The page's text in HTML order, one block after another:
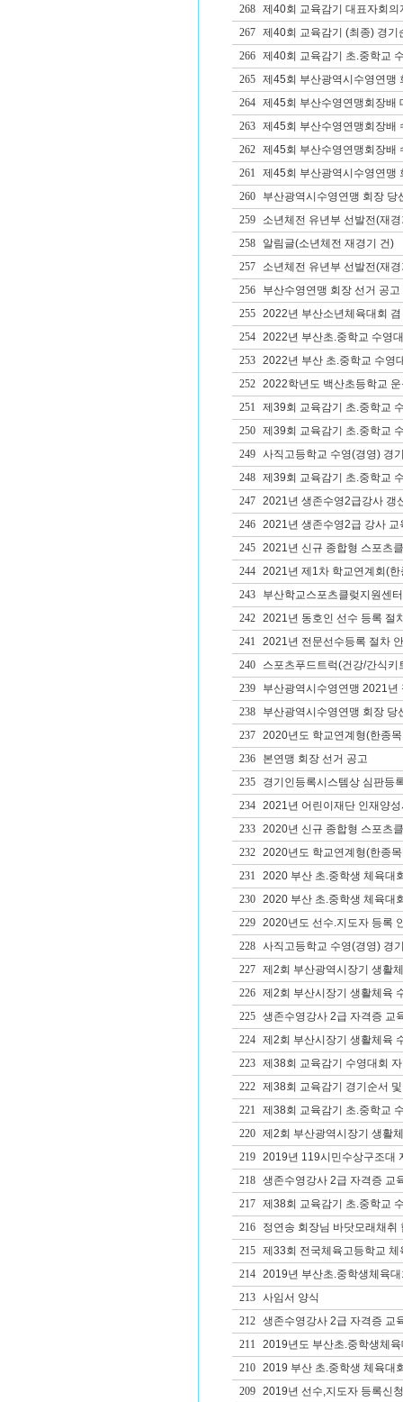
268
제40회 교육감기 대표자회의
267
제40회 교육감기 (최종) 경기
266
제40회 교육감기 초.중학교
265
제45회 부산광역시수영연맹
264
제45회 부산수영연맹회장배
263
제45회 부산수영연맹회장배
262
제45회 부산수영연맹회장배
261
제45회 부산광역시수영연맹
260
부산광역시수영연맹 회장 당
259
소년체전 유년부 선발전(재
258
알림글(소년체전 재경기 건)
257
소년체전 유년부 선발전(재
256
부산수영연맹 회장 선거 공고
255
2022년 부산소년체육대회
254
2022년 부산초.중학교 수영
253
2022년 부산 초.중학교 수영
252
2022학년도 백산초등학교
251
제39회 교육감기 초.중학교
250
제39회 교육감기 초.중학교
249
사직고등학교 수영(경영) 경
248
제39회 교육감기 초.중학교
247
2021년 생존수영2급강사 갱
246
2021년 생존수영2급 강사 교
245
2021년 신규 종합형 스포츠
244
2021년 제1차 학교연계회(
243
부산학교스포츠클렂지원센
242
2021년 동호인 선수 등록 절
241
2021년 전문선수등록 절차
240
스포츠푸드트럭(건강/간식키
239
부산광역시수영연맹 2021년
238
부산광역시수영연맹 회장 당
237
2020년도 학교연계형(한종
236
본연맹 회장 선거 공고
235
경기인등록시스템상 심판등
234
2021년 어린이재단 인재양
233
2020년 신규 종합형 스포츠
232
2020년도 학교연계형(한종
231
2020 부산 초.중학생 체육대
230
2020 부산 초.중학생 체육대
229
2020년도 선수.지도자 등록
228
사직고등학교 수영(경영) 경
227
제2회 부산광역시장기 생활
226
제2회 부산시장기 생활체육
225
생존수영강사 2급 자격증 교
224
제2회 부산시장기 생활체육
223
제38회 교육감기 수영대회
222
제38회 교육감기 경기순서
221
제38회 교육감기 초.중학교
220
제2회 부산광역시장기 생활
219
2019년 119시민수상구조대
218
생존수영강사 2급 자격증 교
217
제38회 교육감기 초.중학교
216
정연송 회장님 바닷모래채취
215
제33회 전국체육고등학교 체
214
2019년 부산초.중학생체육
213
사임서 양식
212
생존수영강사 2급 자격증 교
211
2019년도 부산초.중학생체
210
2019 부산 초.중학생 체육대
209
2019년 선수,지도자 등록신